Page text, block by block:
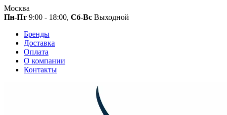
Москва
Пн-Пт 9:00 - 18:00, Сб-Вс Выходной
Бренды
Доставка
Оплата
О компании
Контакты